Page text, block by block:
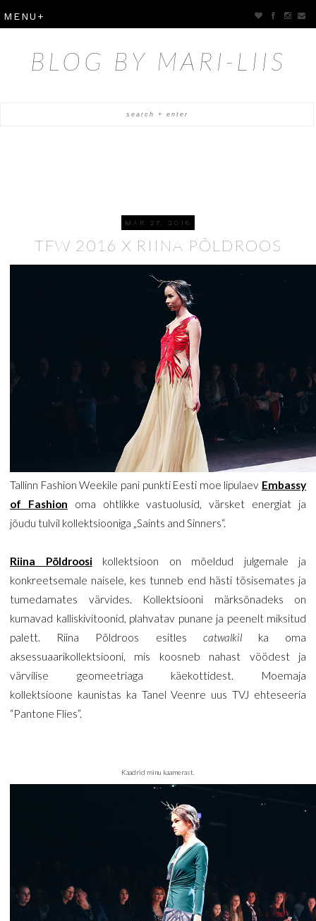
BLOG BY MARI-LIIS
MAR 27, 2016
TFW 2016 X RIINA PÕLDROOS
Tallinn Fashion Weekile pani punkti Eesti moe lipulaev Embassy
of Fashion oma ohtlikke vastuolusid, värsket energiat ja
jõudu tulvil kollektsiooniga „Saints and Sinners“.
Riina Põldroosikollektsioon on mõeldud julgemale ja
konkreetsemale naisele, kes tunneb end hästi tõsisemates ja
tumedamates värvides. Kollektsiooni märksõnadeks on
kumavad kalliskivitoonid, plahvatav punane ja peenelt miksitud
palett. Riina Põldroos esitles catwalkilka oma
aksessuaarikollektsiooni, mis koosneb nahast vöödest ja
värvilise geomeetriaga käekottidest. Moemaja
kollektsioone kaunistas ka Tanel Veenre uus TVJ ehteseeria
“Pantone Flies”.
Kaadrid minu kaamerast.